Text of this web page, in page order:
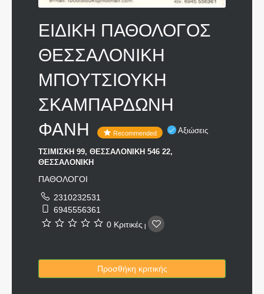
ΕΙΔΙΚΗ ΠΑΘΟΛΟΓΟΣ
ΘΕΣΣΑΛΟΝΙΚΗ
ΜΠΟΥΤΣΙΟΥΚΗ
ΣΚΑΜΠΑΡΔΩΝΗ
ΦΑΝΗ
Recommended Αξιώσεις
ΤΣΙΜΙΣΚΗ 99, ΘΕΣΣΑΛΟΝΙΚΗ 546 22,
ΘΕΣΣΑΛΟΝΙΚΗ
ΠΑΘΟΛΟΓΟΙ
2310232531
6945556361
0 Κριτικές |
Προσθήκη κριτικής